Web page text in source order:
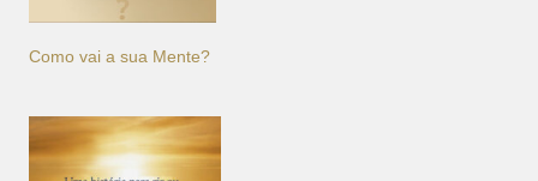
Como vai a sua Mente?